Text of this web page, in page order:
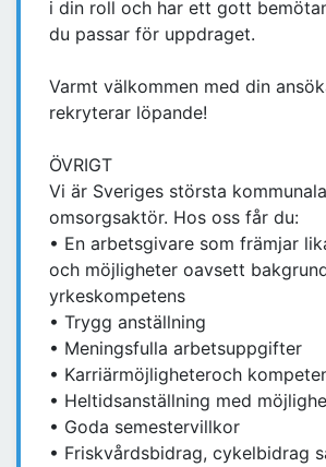
i din roll och har ett gott
du passar för uppdraget.
Varmt välkommen med din
rekryterar löpande!
ÖVRIGT
Vi är Sveriges största
omsorgsaktör. Hos oss får du:
• En arbetsgivare som främjar
och möjligheter oavsett
yrkeskompetens
• Trygg anställning
• Meningsfulla arbetsuppgifter
• Karriärmöjligheteroch
• Heltidsanställning med
• Goda semestervillkor
• Friskvårdsbidrag, cykelbidrag